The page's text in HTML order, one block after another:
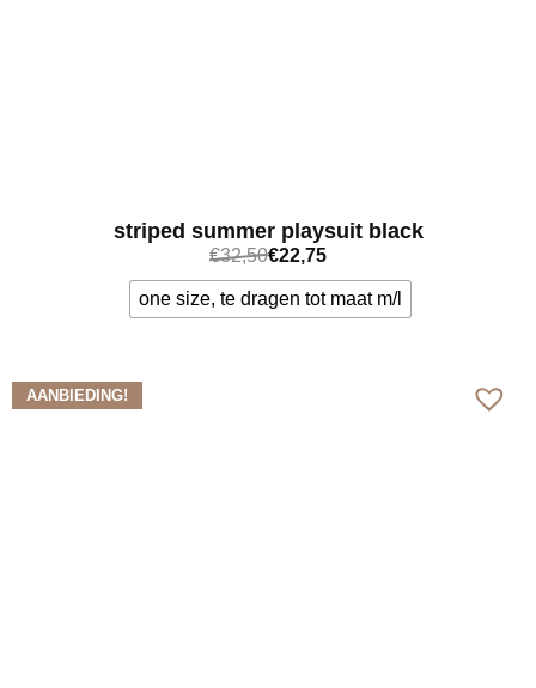
striped summer playsuit black
€32,50€22,75
one size, te dragen tot maat m/l
AANBIEDING!